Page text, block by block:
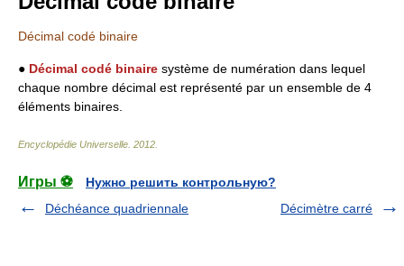
Décimal codé binaire
● Décimal codé binaire système de numération dans lequel
chaque nombre décimal est représenté par un ensemble de 4
éléments binaires.
Encyclopédie Universelle 2012
Игры ⚽
Нужно решить контрольную?
Déchéance quadriennale
Décimètre carré